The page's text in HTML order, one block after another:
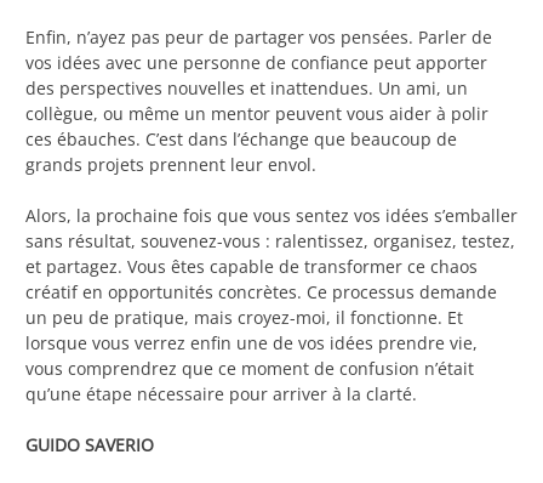
Enfin, n’ayez pas peur de partager vos pensées. Parler de
vos idées avec une personne de confiance peut apporter
des perspectives nouvelles et inattendues. Un ami, un
collègue, ou même un mentor peuvent vous aider à polir
ces ébauches. C’est dans l’échange que beaucoup de
grands projets prennent leur envol.
Alors, la prochaine fois que vous sentez vos idées s’emballer
sans résultat, souvenez-vous : ralentissez, organisez, testez,
et partagez. Vous êtes capable de transformer ce chaos
créatif en opportunités concrètes. Ce processus demande
un peu de pratique, mais croyez-moi, il fonctionne. Et
lorsque vous verrez enfin une de vos idées prendre vie,
vous comprendrez que ce moment de confusion n’était
qu’une étape nécessaire pour arriver à la clarté.
GUIDO SAVERIO